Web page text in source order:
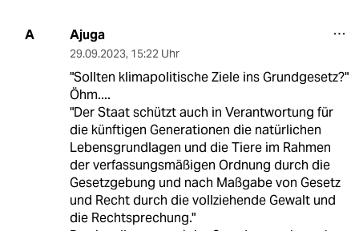
A Ajuga
29.09.2023, 15:22 Uhr
"Sollten klimapolitische Ziele ins Grundgesetz?"
Öhm....
"Der Staat schützt auch in Verantwortung für
die künftigen Generationen die natürlichen
Lebensgrundlagen und die Tiere im Rahmen
der verfassungsmäßigen Ordnung durch die
Gesetzgebung und nach Maßgabe von Gesetz
und Recht durch die vollziehende Gewalt und
die Rechtsprechung."